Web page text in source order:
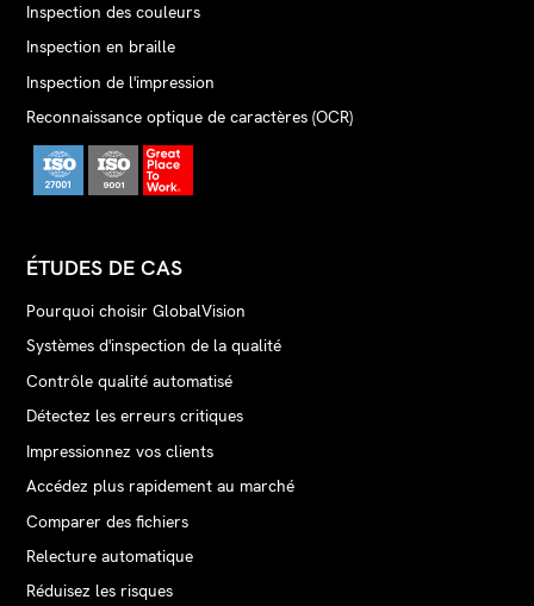
Inspection des couleurs
Inspection en braille
Inspection de l'impression
Reconnaissance optique de caractères (OCR)
ÉTUDES DE CAS
Pourquoi choisir GlobalVision
Systèmes d'inspection de la qualité
Contrôle qualité automatisé
Détectez les erreurs critiques
Impressionnez vos clients
Accédez plus rapidement au marché
Comparer des fichiers
Relecture automatique
Réduisez les risques